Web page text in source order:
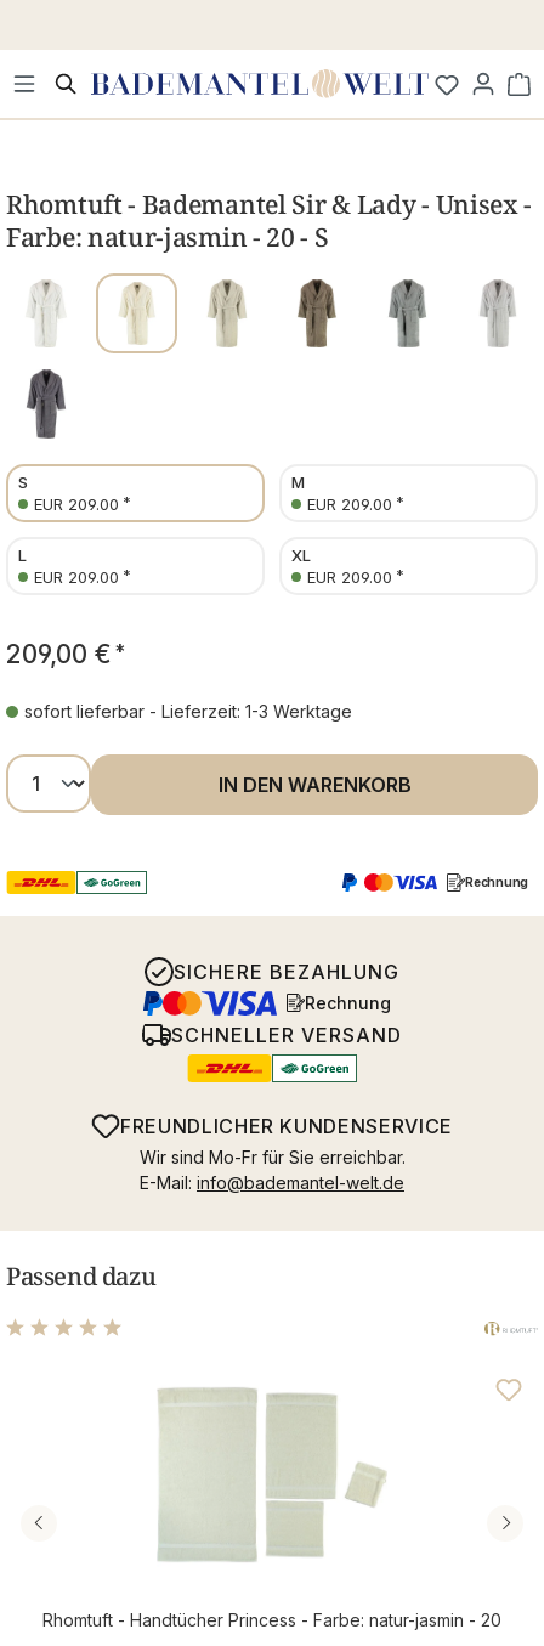
Rhomtuft - Bademantel Sir & Lady - Unisex -
Farbe: natur-jasmin - 20 - S
S
EUR 209.00 *
M
EUR 209.00 *
L
EUR 209.00 *
XL
EUR 209.00 *
209,00 € *
sofort lieferbar - Lieferzeit: 1-3 Werktage
Produkt Anzahl: Gib den gewünschten
IN DEN WARENKORB
Rechnung
SICHERE BEZAHLUNG
Rechnung
SCHNELLER VERSAND
FREUNDLICHER KUNDENSERVICE
Wir sind Mo-Fr für Sie erreichbar.
E-Mail: info@bademantel-welt.de
Passend dazu
Rhomtuft - Handtücher Princess - Farbe: natur-jasmin - 20